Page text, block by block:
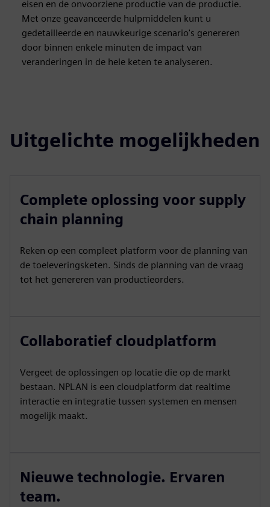
eisen en de onvoorziene productie van de productie.
Met onze geavanceerde hulpmiddelen kunt u
gedetailleerde en nauwkeurige scenario's genereren
door binnen enkele minuten de impact van
veranderingen in de hele keten te analyseren.
Uitgelichte mogelijkheden
Complete oplossing voor supply
chain planning
Reken op een compleet platform voor de planning van
de toeleveringsketen. Sinds de planning van de vraag
tot het genereren van productieorders.
Collaboratief cloudplatform
Vergeet de oplossingen op locatie die op de markt
bestaan. NPLAN is een cloudplatform dat realtime
interactie en integratie tussen systemen en mensen
mogelijk maakt.
Nieuwe technologie. Ervaren
team.